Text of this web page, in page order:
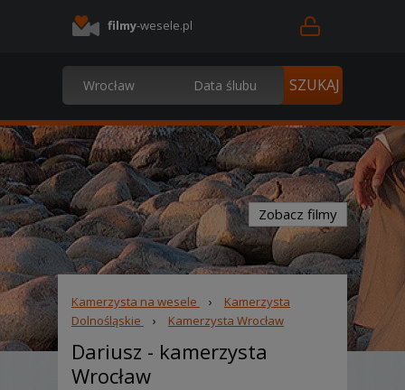
filmy-wesele.pl
Zobacz filmy
Kamerzysta na wesele ›
Kamerzysta
Dolnośląskie
› Kamerzysta Wrocław
Dariusz - kamerzysta
Wrocław